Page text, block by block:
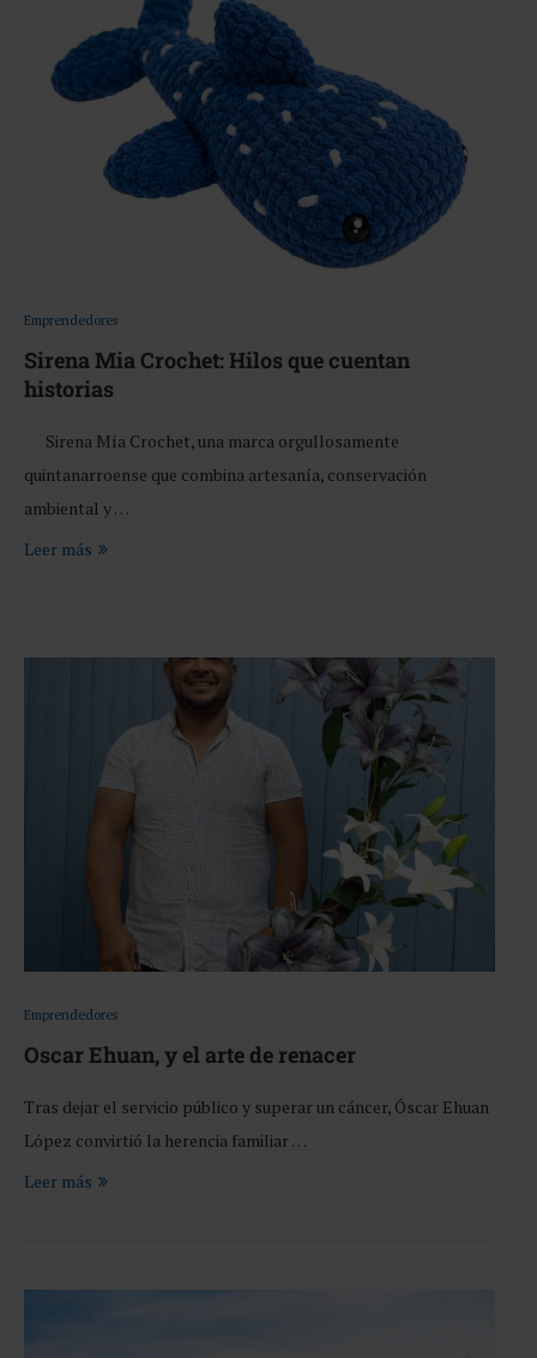
Emprendedores
Sirena Mia Crochet: Hilos que cuentan
historias
Sirena Mía Crochet, una marca orgullosamente
quintanarroense que combina artesanía, conservación
ambiental y …
Leer más
Emprendedores
Oscar Ehuan, y el arte de renacer
Tras dejar el servicio público y superar un cáncer, Óscar Ehuan
López convirtió la herencia familiar …
Leer más